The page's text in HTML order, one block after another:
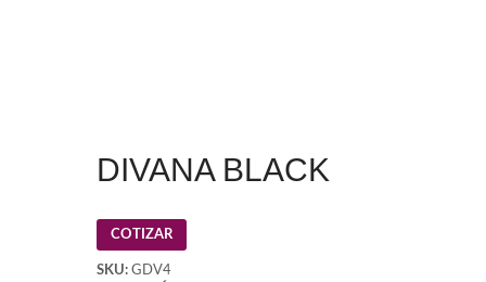
DIVANA BLACK
COTIZAR
SKU: GDV4